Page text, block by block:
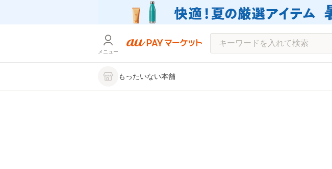
メニュー
もったいない本舗